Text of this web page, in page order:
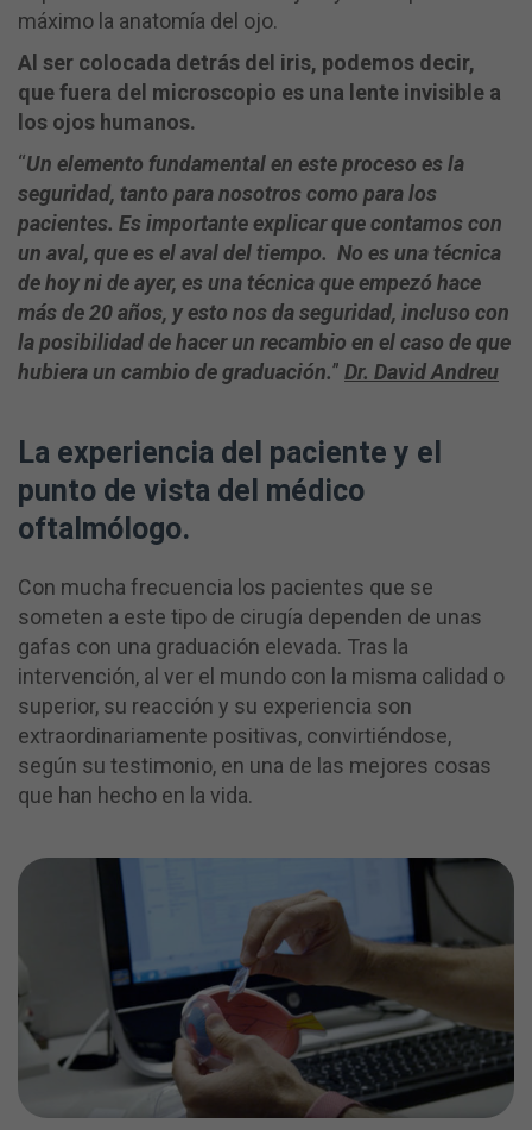
máximo la anatomía del ojo.
Al ser colocada detrás del iris, podemos decir,
que fuera del microscopio es una lente invisible a
los ojos humanos.
“Un elemento fundamental en este proceso es la
seguridad, tanto para nosotros como para los
pacientes. Es importante explicar que contamos con
un aval, que es el aval del tiempo. No es una técnica
de hoy ni de ayer, es una técnica que empezó hace
más de 20 años, y esto nos da seguridad, incluso con
la posibilidad de hacer un recambio en el caso de que
hubiera un cambio de graduación.” Dr. David Andreu
La experiencia del paciente y el
punto de vista del médico
oftalmólogo.
Con mucha frecuencia los pacientes que se
someten a este tipo de cirugía dependen de unas
gafas con una graduación elevada. Tras la
intervención, al ver el mundo con la misma calidad o
superior, su reacción y su experiencia son
extraordinariamente positivas, convirtiéndose,
según su testimonio, en una de las mejores cosas
que han hecho en la vida.